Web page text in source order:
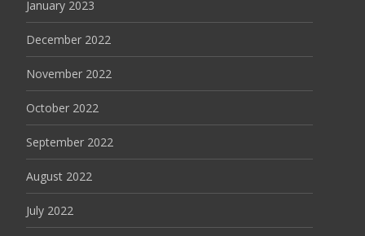
January 2023
December 2022
November 2022
October 2022
September 2022
August 2022
July 2022